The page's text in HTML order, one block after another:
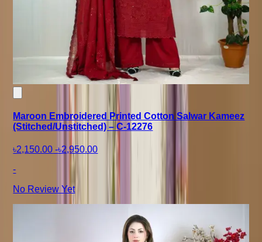
Maroon Embroidered Printed Cotton Salwar Kameez
(Stitched/Unstitched) – C-12276
৳2,150.00 -৳2,950.00
-
No Review Yet